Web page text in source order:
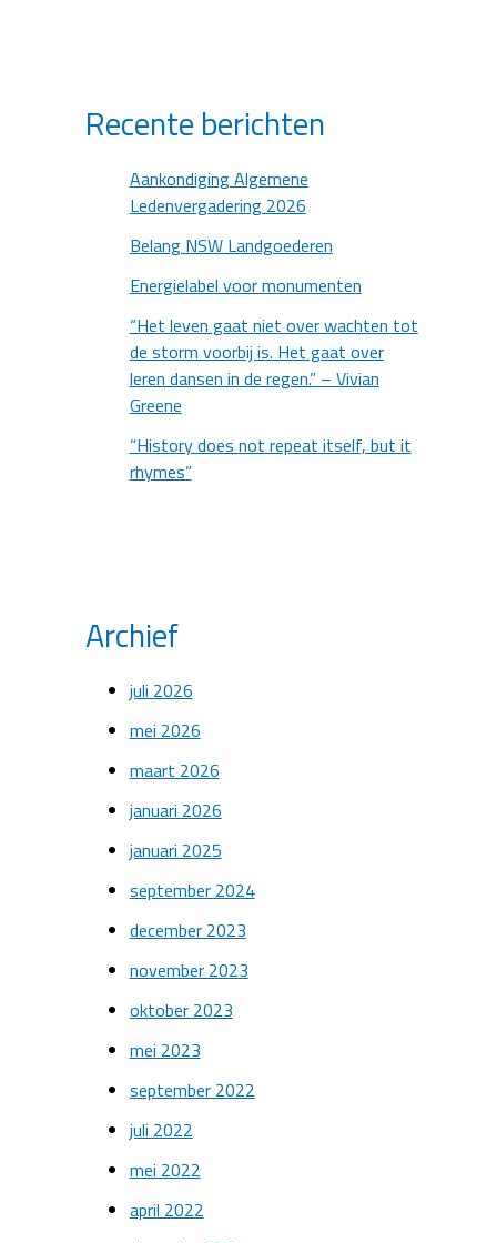
Recente berichten
Aankondiging Algemene
Ledenvergadering 2026
Belang NSW Landgoederen
Energielabel voor monumenten
“Het leven gaat niet over wachten tot
de storm voorbij is. Het gaat over
leren dansen in de regen.” – Vivian
Greene
“History does not repeat itself, but it
rhymes”
Archief
juli 2026
mei 2026
maart 2026
januari 2026
januari 2025
september 2024
december 2023
november 2023
oktober 2023
mei 2023
september 2022
juli 2022
mei 2022
april 2022